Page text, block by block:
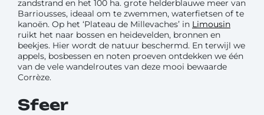
zandstrand en het 100 ha. grote helderblauwe meer van
Barriousses, ideaal om te zwemmen, waterfietsen of te
kanoën. Op het ‘Plateau de Millevaches’ in Limousin
ruikt het naar bossen en heidevelden, bronnen en
beekjes. Hier wordt de natuur beschermd. En terwijl we
appels, bosbessen en noten proeven ontdekken we één
van de vele wandelroutes van deze mooi bewaarde
Corrèze.
Sfeer